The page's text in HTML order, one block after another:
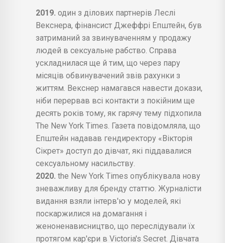
2019. один з ділових партнерів Леслі
Векснера, фінансист Джеффрі Епштейн, був
затриманий за звинуваченням у продажу
людей в сексуальне рабство. Справа
ускладнилася ще й тим, що через пару
місяців обвинувачений звів рахунки з
життям. Векснер намагався навести докази,
ніби перервав всі контакти з покійним ще
десять років тому, як гарячу тему підхопила
The New York Times. Газета повідомляла, що
Епштейн надавав гендиректору «Вікторія
Сікрет» доступ до дівчат, які піддавалися
сексуальному насильству.
2020. the New York Times опублікувала нову
зневажливу для бренду статтю. Журналісти
видання взяли інтерв'ю у моделей, які
поскаржилися на домагання і
женоненависництво, що переслідували їх
протягом кар'єри в Victoria's Secret. Дівчата